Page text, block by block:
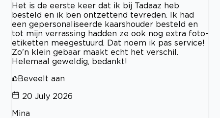
Het is de eerste keer dat ik bij Tadaaz heb
besteld en ik ben ontzettend tevreden. Ik had
een gepersonaliseerde kaarshouder besteld en
tot mijn verrassing hadden ze ook nog extra foto-
etiketten meegestuurd. Dat noem ik pas service!
Zo'n klein gebaar maakt echt het verschil.
Helemaal geweldig, bedankt!
Beveelt aan
20 July 2026
Mina